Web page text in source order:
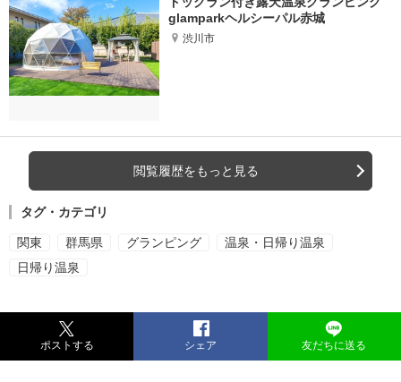
glamparkヘルシーパル赤城
渋川市
閲覧履歴をもっと見る
タグ・カテゴリ
関東 群馬県 グランピング
温泉・日帰り温泉
日帰り温泉
ポストする シェア 友だちに送る